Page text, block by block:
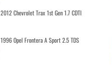
2012 Chevrolet Trax 1st Gen 1.7 CDTI
1996 Opel Frontera A Sport 2.5 TDS